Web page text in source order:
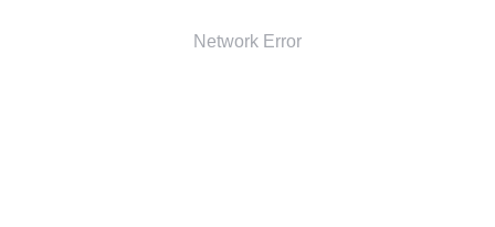
Network Error